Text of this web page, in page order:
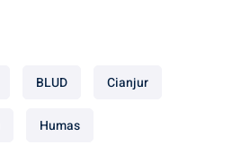
BLUD Cianjur
Humas